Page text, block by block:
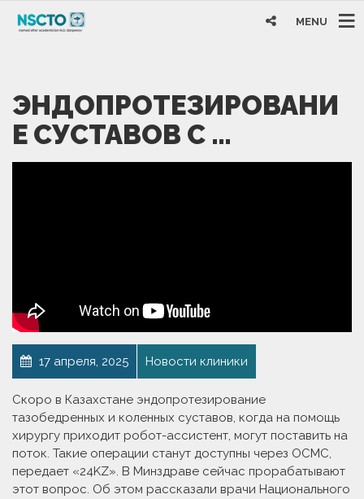
MENU
ЭНДОПРОТЕЗИРОВАНИ
Е СУСТАВОВ С …
17 апреля, 2025 Новости клиники
Скоро в Казахстане эндопротезирование
тазобедренных и коленных суставов, когда на помощь
хирургу приходит робот-ассистент, могут поставить на
поток. Такие операции станут доступны через ОСМС,
передает «24KZ». В Минздраве сейчас прорабатывают
этот вопрос. Об этом рассказали врачи Национального